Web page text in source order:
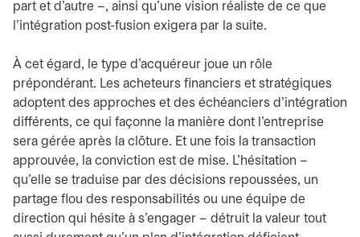
part et d’autre –, ainsi qu’une vision réaliste de ce que
l’intégration post-fusion exigera par la suite.
À cet égard, le type d’acquéreur joue un rôle
prépondérant. Les acheteurs financiers et stratégiques
adoptent des approches et des échéanciers d’intégration
différents, ce qui façonne la manière dont l’entreprise
sera gérée après la clôture. Et une fois la transaction
approuvée, la conviction est de mise. L’hésitation –
qu’elle se traduise par des décisions repoussées, un
partage flou des responsabilités ou une équipe de
direction qui hésite à s’engager – détruit la valeur tout